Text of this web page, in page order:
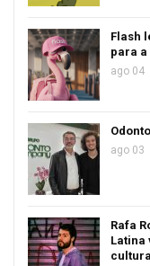
Flash
para a
ago 04
ago 03
Rafa
Latina